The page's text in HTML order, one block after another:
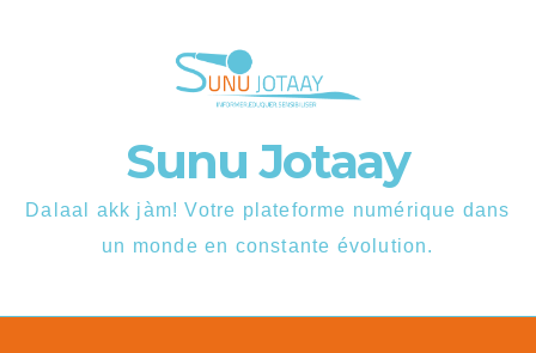
Sunu Jotaay
Dalaal akk jàm! Votre plateforme numérique dans
un monde en constante évolution.